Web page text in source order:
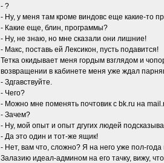
- ?
- Ну, у меня там кроме виндовс еще какие-то
- Какие еще, блин, программы?
- Ну, не знаю, но мне сказали они лишние!
- Макс, поставь ей Лексикон, пусть подавится!
Тетка окидывает меня гордым взглядом и
возвращении в кабинете меня уже ждал
- Здгавствуйте.
- Чего?
- Можно мне поменять почтовик с bk.ru на
- Зачем?
- Ну, мой опыт и опыт дгугих людей
- Да это один и тот-же ящик!
- Нет, вам что, сложно? Я на него уже пол-
Залазию идеал-админом на его тачку, вижу,